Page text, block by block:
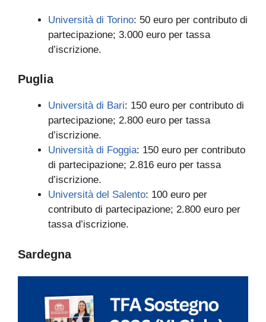
Università di Torino: 50 euro per contributo di
partecipazione; 3.000 euro per tassa
d’iscrizione.
Puglia
Università di Bari: 150 euro per contributo di
partecipazione; 2.800 euro per tassa
d’iscrizione.
Università di Foggia: 150 euro per contributo
di partecipazione; 2.816 euro per tassa
d’iscrizione.
Università del Salento: 100 euro per
contributo di partecipazione; 2.800 euro per
tassa d’iscrizione.
Sardegna